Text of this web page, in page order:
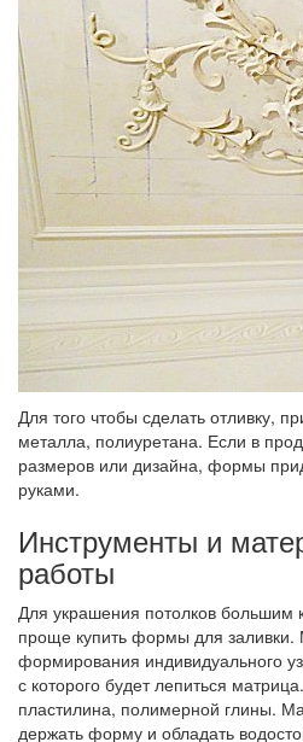
Для того чтобы сделать отливку,
металла, полиуретана. Если в
размеров или дизайна, формы
руками.
Инструменты и
работы
Для украшения потолков большим
проще купить формы для заливки.
формирования индивидуального
с которого будет лепиться
пластилина, полимерной глины.
держать форму и обладать